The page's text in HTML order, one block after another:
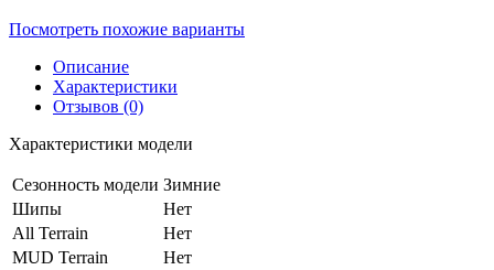
Посмотреть похожие варианты
Описание
Характеристики
Отзывов (0)
Характеристики модели
Сезонность модели Зимние
Шипы
Нет
All Terrain
Нет
MUD Terrain
Нет